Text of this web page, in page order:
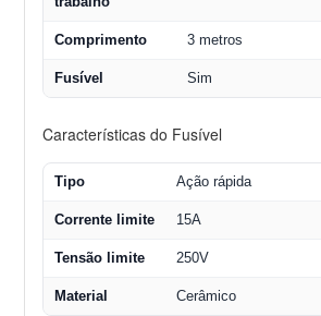
Comprimento 3 metros
Fusível Sim
Características do Fusível
Tipo Ação rápida
Corrente limite 15A
Tensão limite 250V
Material Cerâmico